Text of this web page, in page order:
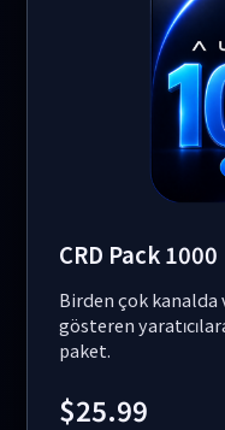
CRD Pack 1000
Birden çok
gösteren
paket.
$25.99